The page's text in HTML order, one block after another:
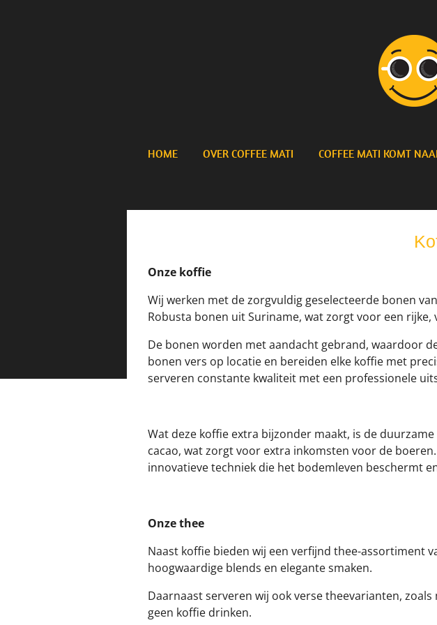
HOME OVER COFFEE MATI COFFEE MATI KOMT
Onze koffie
Wij werken met de zorgvuldig geselecteerde bonen van
Robusta bonen uit Suriname, wat zorgt voor een
De bonen worden met aandacht gebrand, waardoor
bonen vers op locatie en bereiden elke koffie met
serveren constante kwaliteit met een professionele
Wat deze koffie extra bijzonder maakt, is de
cacao, wat zorgt voor extra inkomsten voor de
innovatieve techniek die het bodemleven beschermt
Onze thee
Naast koffie bieden wij een verfijnd thee-assortiment
hoogwaardige blends en elegante smaken.
Daarnaast serveren wij ook verse theevarianten,
geen koffie drinken.